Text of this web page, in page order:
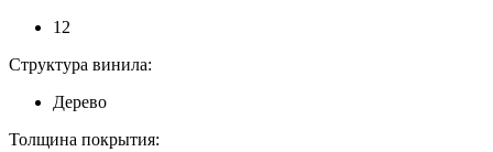
12
Структура винила:
Дерево
Толщина покрытия: